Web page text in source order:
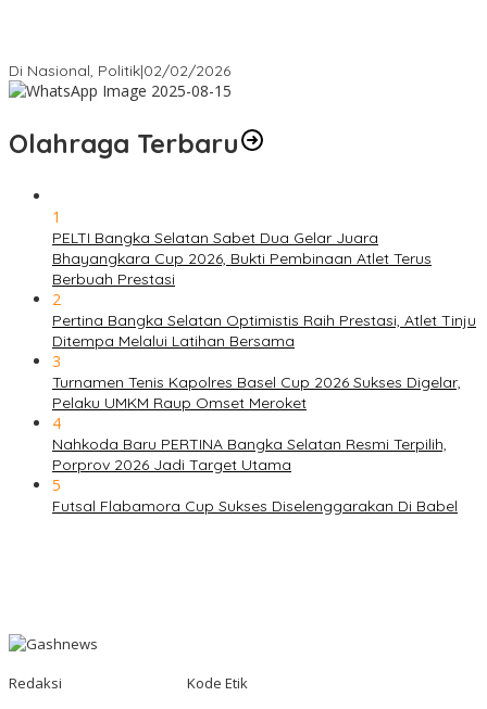
Di Nasional, Politik|02/02/2026
Olahraga Terbaru
1
PELTI Bangka Selatan Sabet Dua Gelar Juara
Bhayangkara Cup 2026, Bukti Pembinaan Atlet Terus
Berbuah Prestasi
2
Pertina Bangka Selatan Optimistis Raih Prestasi, Atlet Tinju
Ditempa Melalui Latihan Bersama
3
Turnamen Tenis Kapolres Basel Cup 2026 Sukses Digelar,
Pelaku UMKM Raup Omset Meroket
4
Nahkoda Baru PERTINA Bangka Selatan Resmi Terpilih,
Porprov 2026 Jadi Target Utama
5
Futsal Flabamora Cup Sukses Diselenggarakan Di Babel
Redaksi
Kode Etik